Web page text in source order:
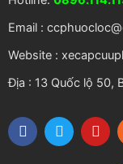
Email :
Website :
Địa : 13 Quốc lộ 50,
F
a
T
w
Y
o